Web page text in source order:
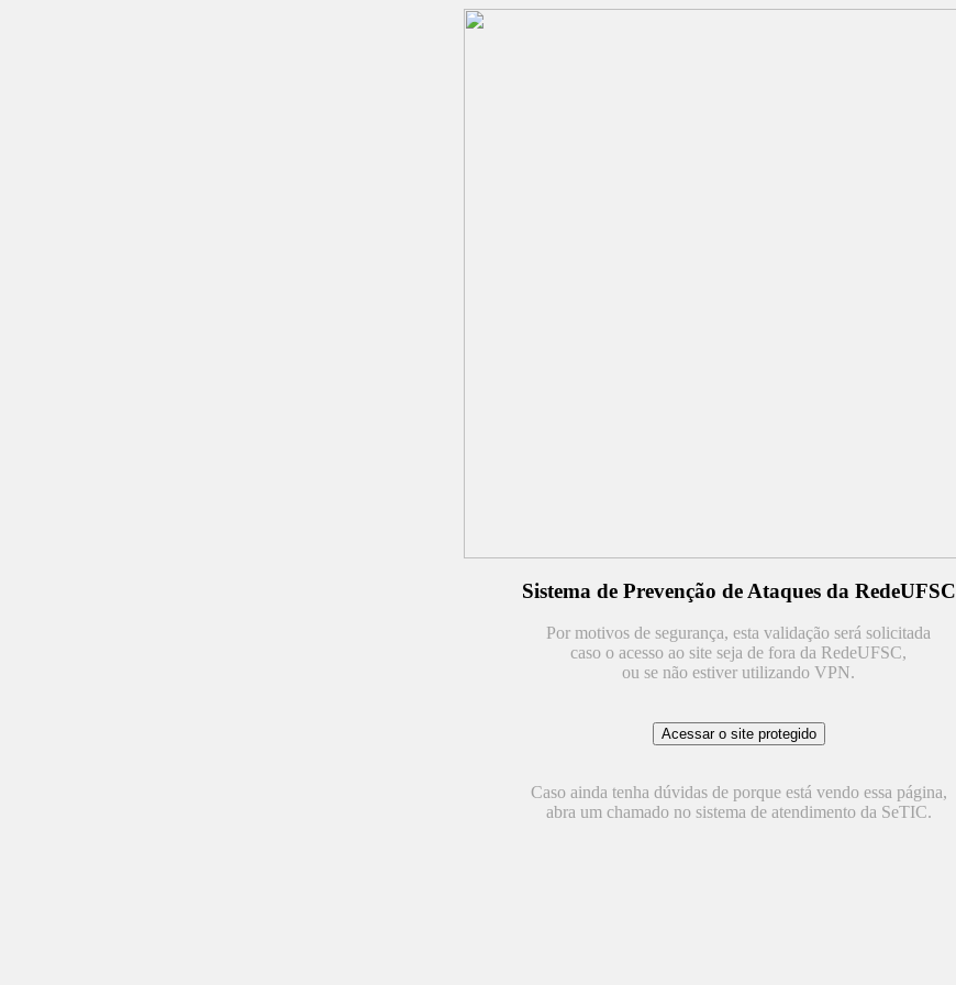
Sistema de Prevenção de Ataques da RedeUFSC
Por motivos de segurança, esta validação será solicitada
caso o acesso ao site seja de fora da RedeUFSC,
ou se não estiver utilizando VPN.
Caso ainda tenha dúvidas de porque está vendo essa página,
abra um chamado no sistema de atendimento da SeTIC.